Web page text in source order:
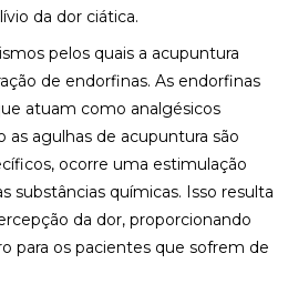
da dor ciática.
pelos quais a acupuntura
de endorfinas. As endorfinas
atuam como analgésicos
as agulhas de acupuntura são
ocorre uma estimulação
substâncias químicas. Isso resulta
da dor, proporcionando
para os pacientes que sofrem de
QUALIDADE DE VIDA